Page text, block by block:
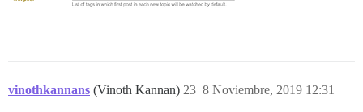
vinothkannans (Vinoth Kannan) 8 Noviembre, 2019 12:31
23